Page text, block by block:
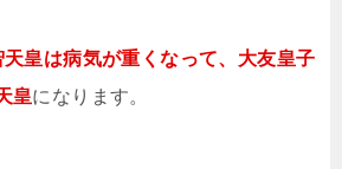
皇は病気が重くなって、大友皇子
皇になります。